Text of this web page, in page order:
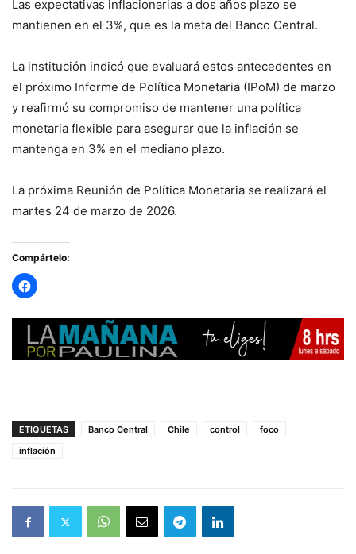
Las expectativas inflacionarias a dos años plazo se
mantienen en el 3%, que es la meta del Banco Central.
La institución indicó que evaluará estos antecedentes en
el próximo Informe de Política Monetaria (IPoM) de marzo
y reafirmó su compromiso de mantener una política
monetaria flexible para asegurar que la inflación se
mantenga en 3% en el mediano plazo.
La próxima Reunión de Política Monetaria se realizará el
martes 24 de marzo de 2026.
Compártelo:
ETIQUETAS Banco Central Chile control
foco
inflación